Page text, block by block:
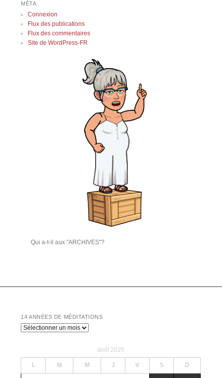
MÉTA
Connexion
Flux des publications
Flux des commentaires
Site de WordPress-FR
Qui a-t-il aux "ARCHIVES"?
14 ANNÉES DE MÉDITATIONS
14
août 2026
L M M J V S D